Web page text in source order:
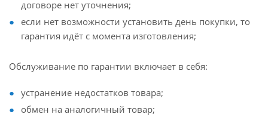
договоре нет уточнения;
если нет возможности установить день покупки, то
гарантия идёт с момента изготовления;
Обслуживание по гарантии включает в себя:
устранение недостатков товара;
обмен на аналогичный товар;